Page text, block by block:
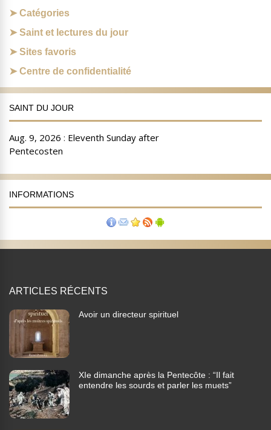
Catégories
Saint et lectures du jour
Sites favoris
Centre de confidentialité
SAINT DU JOUR
INFORMATIONS
ARTICLES RÉCENTS
Avoir un directeur spirituel
XIe dimanche après la Pentecôte : “Il fait
entendre les sourds et parler les muets”